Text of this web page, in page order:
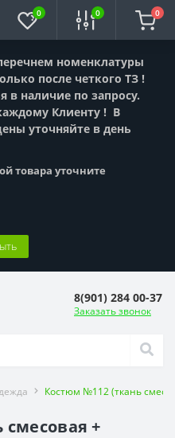
номенклатуры
после четкого ТЗ !
в наличие по запросу.
Клиенту ! В
уточняйте в день
товара уточните
0 0 0
8(901) 284 00-37
Заказать звонок
Костюм №112 (ткань
+